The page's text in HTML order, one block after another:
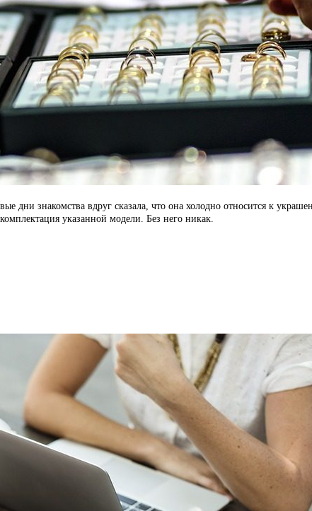
знакомства вдруг сказала, что она холодно относится к
указанной модели. Без него никак.